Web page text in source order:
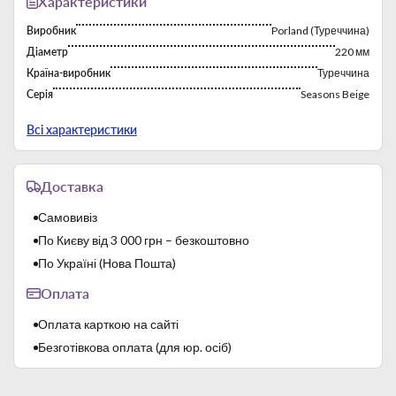
турецькими дизайнерами, котрі мають безліч успіхів в
гастрономічній індустрії. Незвичайні форми посуду в
що страви з лінійки Seasons дозволяють виразити красу і
явища і елементи, представлені композиції можуть змінити
свій характер, а також, в залежності від випадку, досягти
Виробник
Porland (Туреччина)
Діаметр
220 мм
Країна-виробник
Туреччина
Серія
Seasons Beige
Всі характеристики
Доставка
Самовивіз
По Києву від 3 000 грн – безкоштовно
По Україні (Нова Пошта)
Оплата
Оплата карткою на сайті
Безготівкова оплата (для юр. осіб)